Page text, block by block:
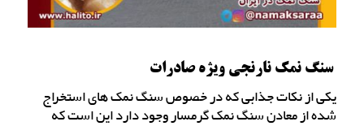
سنگ نمک نارنجی ویژه صادرات
یکی از نکات جذابی که در خصوص سنگ نمک های استخراج
شده از معادن سنگ نمک گرمسار وجود دارد این است که